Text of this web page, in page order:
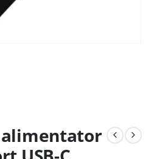
alimentator